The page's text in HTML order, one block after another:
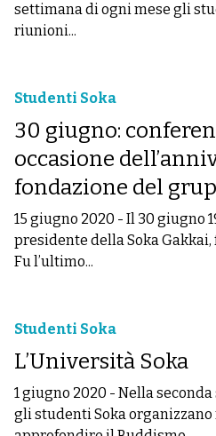
settimana di ogni mese gli
riunioni...
Studenti Soka
30 giugno:
occasione
fondazione del
15 giugno 2020 - Il 30 giugno
presidente della Soka
Fu l’ultimo...
Studenti Soka
L’Università Soka
1 giugno 2020 - Nella
gli studenti Soka